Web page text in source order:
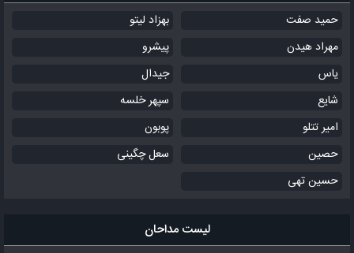
حمید صفت
بهزاد لیتو
مهراد هیدن
پیشرو
یاس
جیدال
شایع
سپهر خلسه
امیر تتلو
پوبون
حصین
سعل چگینی
حسین تهی
لیست مداحان